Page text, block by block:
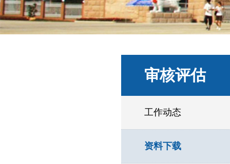
审核评估
工作动态
资料下载